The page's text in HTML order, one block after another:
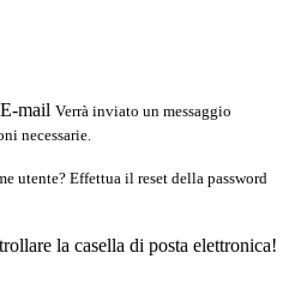
E-mail Verrà inviato un messaggio
necessarie.
utente? Effettua il reset della password
la casella di posta elettronica!